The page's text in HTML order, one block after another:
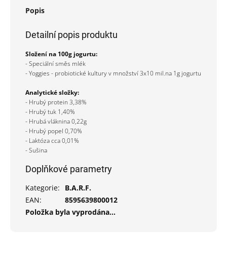
Popis
Detailní popis produktu
Složení na 100g jogurtu:
- Speciální směs mlék
- Yoggies - probiotické kultury v množství 3x10 mil.na 1g jogurtu
Analytické složky:
- Hrubý protein 3,38%
- Hrubý tuk 1,40%
- Hrubá vláknina 0,22g
- Hrubý popel 0,70%
- Laktóza cca 0,01%
- Sušina
Doplňkové parametry
Kategorie:
B.A.R.F.
EAN:
8595639800012
Položka byla vyprodána…